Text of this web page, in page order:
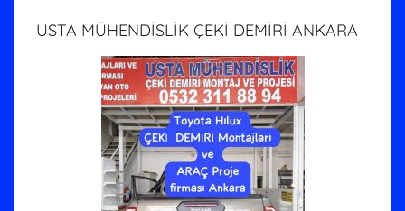
USTA MÜHENDİSLİK ÇEKİ DEMİRİ ANKARA